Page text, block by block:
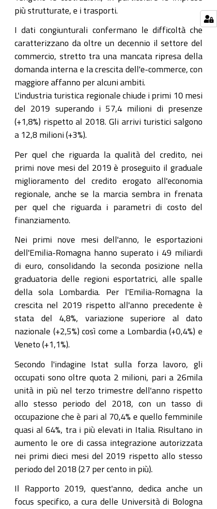
più strutturate, e i trasporti.
I dati congiunturali confermano le difficoltà che
caratterizzano da oltre un decennio il settore del
commercio, stretto tra una mancata ripresa della
domanda interna e la crescita dell'e-commerce, con
maggiore affanno per alcuni ambiti.
L'industria turistica regionale chiude i primi 10 mesi
del 2019 superando i 57,4 milioni di presenze
(+1,8%) rispetto al 2018. Gli arrivi turistici salgono
a 12,8 milioni (+3%).
Per quel che riguarda la qualità del credito, nei
primi nove mesi del 2019 è proseguito il graduale
miglioramento del credito erogato all'economia
regionale, anche se la marcia sembra in frenata
per quel che riguarda i parametri di costo del
finanziamento.
Nei primi nove mesi dell'anno, le esportazioni
dell'Emilia-Romagna hanno superato i 49 miliardi
di euro, consolidando la seconda posizione nella
graduatoria delle regioni esportatrici, alle spalle
della sola Lombardia. Per l'Emilia-Romagna la
crescita nel 2019 rispetto all'anno precedente è
stata del 4,8%, variazione superiore al dato
nazionale (+2,5%) così come a Lombardia (+0,4%) e
Veneto (+1,1%).
Secondo l'indagine Istat sulla forza lavoro, gli
occupati sono oltre quota 2 milioni, pari a 26mila
unità in più nel terzo trimestre dell'anno rispetto
allo stesso periodo del 2018, con un tasso di
occupazione che è pari al 70,4% e quello femminile
quasi al 64%, tra i più elevati in Italia. Risultano in
aumento le ore di cassa integrazione autorizzata
nei primi dieci mesi del 2019 rispetto allo stesso
periodo del 2018 (27 per cento in più).
Il Rapporto 2019, quest'anno, dedica anche un
focus specifico, a cura delle Università di Bologna